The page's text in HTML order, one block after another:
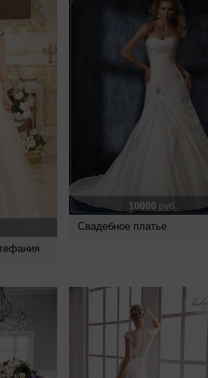
10000 руб.
Свадебное платье